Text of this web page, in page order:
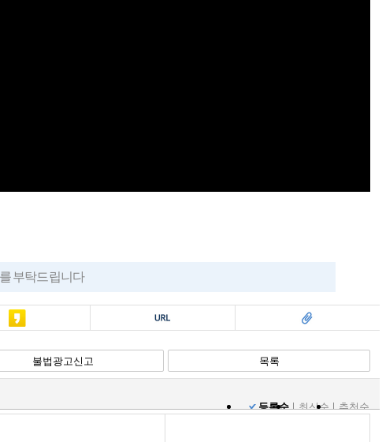
부탁드립니다
카스 복사 스크랩
불법광고신고 목록
등록순
최신순 추천순